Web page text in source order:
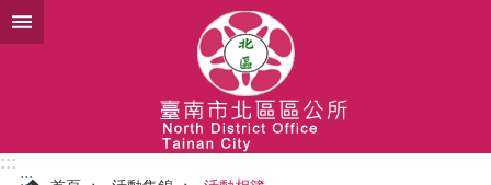
跳到主要內容區塊
:::
:::